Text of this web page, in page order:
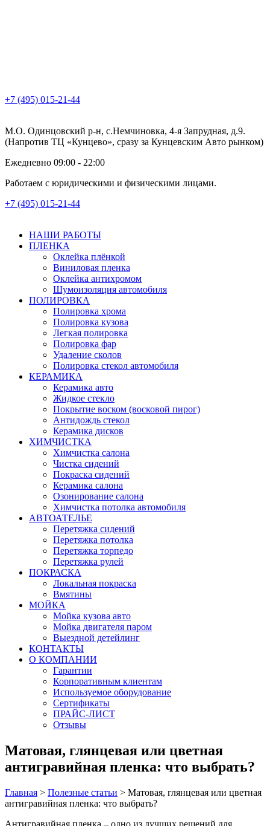
+7 (495) 015-21-44
М.О. Одинцовский р-н, с.Немчиновка, 4-я Запрудная, д.9.
(Напротив ТЦ «Кунцево», сразу за Кунцевским Авто рынком)
Ежедневно 09:00 - 22:00
Работаем с юридическими и физическими лицами.
+7 (495) 015-21-44
НАШИ РАБОТЫ
ПЛЕНКА
Оклейка плёнкой
Виниловая пленка
Оклейка антихромом
Шумоизоляция автомобиля
ПОЛИРОВКА
Полировка хрома
Полировка кузова
Легкая полировка
Полировка фар
Удаление сколов
Полировка стекол автомобиля
КЕРАМИКА
Керамика авто
Жидкое стекло
Покрытие воском (восковой пирог)
Антидождь стекол
Керамика дисков
ХИМЧИСТКА
Химчистка салона
Чистка сидений
Покраска сидений
Керамика салона
Озонирование салона
Химчистка потолка автомобиля
АВТОАТЕЛЬЕ
Перетяжка сидений
Перетяжка потолка
Перетяжка торпедо
Перетяжка рулей
ПОКРАСКА
Локальная покраска
Вмятины
МОЙКА
Мойка кузова авто
Мойка двигателя паром
Выездной детейлинг
КОНТАКТЫ
О КОМПАНИИ
Гарантии
Корпоративным клиентам
Используемое оборудование
Сертификаты
ПРАЙС-ЛИСТ
Отзывы
Матовая, глянцевая или цветная
антигравийная пленка: что выбрать?
Главная > Полезные статьи > Матовая, глянцевая или цветная
антигравийная пленка: что выбрать?
Антигравийная пленка – одно из лучших решений для